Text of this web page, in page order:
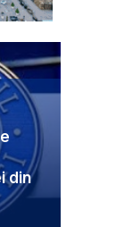
din